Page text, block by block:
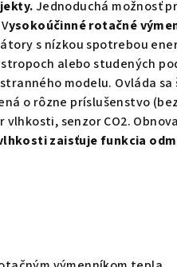
Jednoduchá možnosť
ysokoúčinné rotačné
s nízkou spotrebou
alebo studených
modelu. Ovláda
o rôzne príslušenstvo
vlhkosti, senzor CO2.
zaisťuje funkcia